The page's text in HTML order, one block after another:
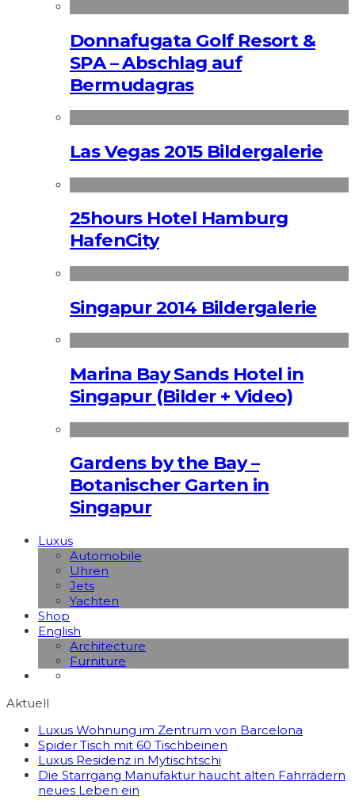
Donnafugata Golf Resort &
SPA – Abschlag auf
Bermudagras
Las Vegas 2015 Bildergalerie
25hours Hotel Hamburg
HafenCity
Singapur 2014 Bildergalerie
Marina Bay Sands Hotel in
Singapur (Bilder + Video)
Gardens by the Bay –
Botanischer Garten in
Singapur
Luxus
Automobile
Uhren
Jets
Yachten
Shop
English
Architecture
Furniture
Aktuell
Luxus Wohnung im Zentrum von Barcelona
Spider Tisch mit 60 Tischbeinen
Luxus Residenz in Mytischtschi
Die Starrgang Manufaktur haucht alten Fahrrädern
neues Leben ein